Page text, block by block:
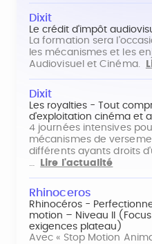
Dixit
Le crédit d'impôt
La formation sera
les mécanismes et les
Audiovisuel et Cinéma.
Dixit
Les royalties - Tout
d'exploitation cinéma et
4 journées intensives
mécanismes de
différents ayants droits
…
Lire l'actualité
Rhinoceros
Rhinocéros -
motion – Niveau II
exigences plateau)
Avec « Stop Motion